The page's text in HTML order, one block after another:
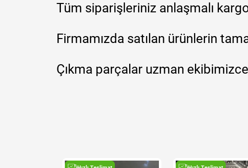
Tüm siparişleriniz anlaşmalı
Firmamızda satılan ürünlerin
Çıkma parçalar uzman